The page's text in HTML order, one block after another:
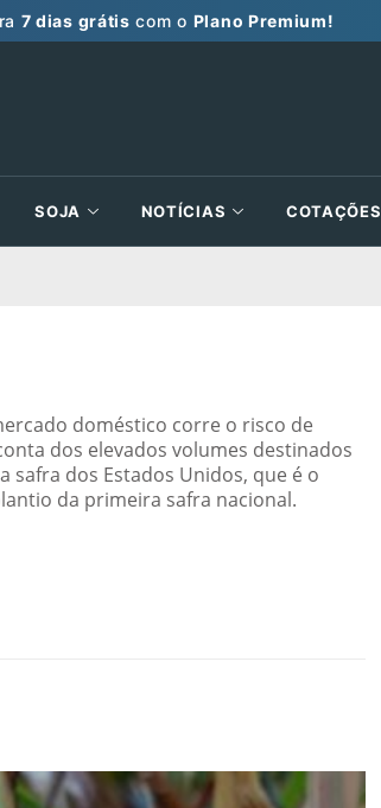
7 dias grátis com o Plano Premium!
SOJA NOTÍCIAS COTAÇÕES
doméstico corre o risco de
dos elevados volumes destinados
dos Estados Unidos, que é o
da primeira safra nacional.